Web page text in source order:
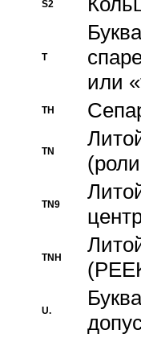
S2
T
или
TH
TN
TN9
TNH
U.